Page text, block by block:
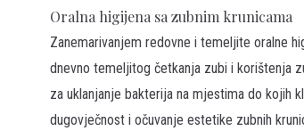
Oralna higijena sa zubnim krunicama
Zanemarivanjem redovne i temeljite oralne
dnevno temeljitog četkanja zubi i korištenja
za uklanjanje bakterija na mjestima do kojih
dugovječnost i očuvanje estetike zubnih